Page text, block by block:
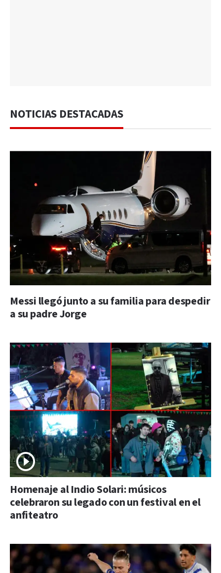
NOTICIAS DESTACADAS
Messi llegó junto a su familia para despedir
a su padre Jorge
Homenaje al Indio Solari: músicos
celebraron su legado con un festival en el
anfiteatro